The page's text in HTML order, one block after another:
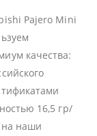
Pajero Mini
качества:
16,5 гр/
на наши